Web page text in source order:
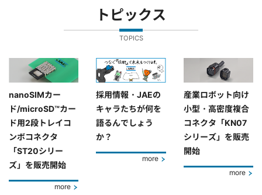
トピックス
TOPICS
nanoSIMカー
ド/microSD™カー
ド用2段トレイコ
ンボコネクタ
「ST20シリー
ズ」を販売開始
more
採用情報・JAEの
キャラたちが何を
語るんでしょう
か？
more
産業ロボット向け
小型・高密度複合
コネクタ「KN07
シリーズ」を販売
開始
more